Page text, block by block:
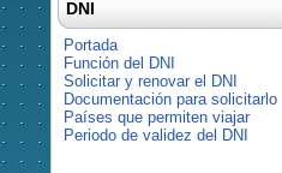
DNI
Portada
Función del DNI
Solicitar y renovar el DNI
Documentación para solicitarlo
Países que permiten viajar
Periodo de validez del DNI